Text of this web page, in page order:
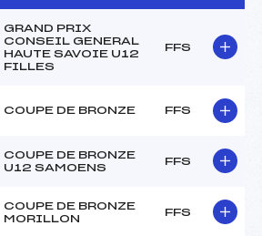
GRAND PRIX
CONSEIL GENERAL
HAUTE SAVOIE U12
FILLES
FFS
COUPE DE BRONZE FFS
COUPE DE BRONZE
U12 SAMOENS
FFS
COUPE DE BRONZE
MORILLON
FFS